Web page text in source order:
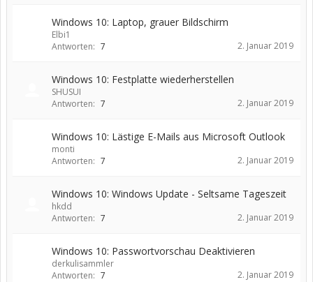
Windows 10: Laptop, grauer Bildschirm
Elbi1
Antworten: 7 2. Januar 2019
Windows 10: Festplatte wiederherstellen
SHUSUI
Antworten: 7 2. Januar 2019
Windows 10: Lästige E-Mails aus Microsoft Outlook
monti
Antworten: 7 2. Januar 2019
Windows 10: Windows Update - Seltsame Tageszeit
hkdd
Antworten: 7 2. Januar 2019
Windows 10: Passwortvorschau Deaktivieren
derkulisammler
Antworten: 7 2. Januar 2019